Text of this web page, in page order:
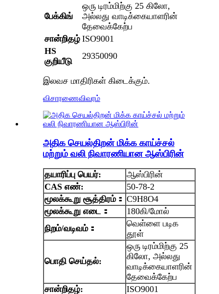
பேக்கிங்
ஒரு டிரம்மிற்கு 25 கிலோ,
அல்லது வாடிக்கையாளரின்
தேவைக்கேற்ப
சான்றிதழ் ISO9001
HS
குறியீடு
29350090
இலவச மாதிரிகள் கிடைக்கும்.
விசாரணைவிவரம்
அதிக செயல்திறன் மிக்க காய்ச்சல்
மற்றும் வலி நிவாரணியான ஆஸ்பிரின்
தயாரிப்பு பெயர்:
ஆஸ்பிரின்
CAS எண்:
50-78-2
மூலக்கூறு சூத்திரம்： C9H8O4
மூலக்கூறு எடை ：
180கி/மோல்
நிறம்/வடிவம்：
வெள்ளை படிக
தூள்
பொதி செய்தல்:
ஒரு டிரம்மிற்கு 25
கிலோ, அல்லது
வாடிக்கையாளரின்
தேவைக்கேற்ப
சான்றிதழ்:
ISO9001